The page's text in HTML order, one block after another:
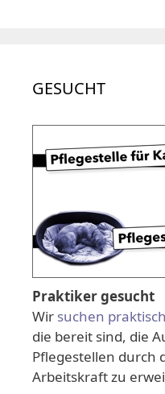
GESUCHT
Praktiker gesucht
Wir suchen
die bereit sind, die
Pflegestellen durch
Arbeitskraft zu